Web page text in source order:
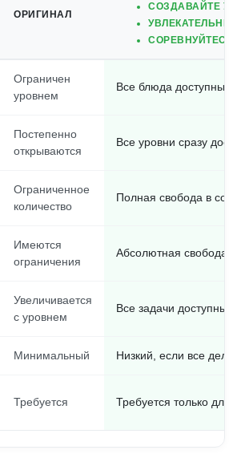
ОРИГИНАЛ
СОЗДАВАЙТЕ
Ограничен
уровнем
Все блюда доступны
Постепенно
открываются
Все уровни сразу
Ограниченное
количество
Полная свобода в
Имеются
ограничения
Абсолютная свобода
Увеличивается
с уровнем
Все задачи доступны
Минимальный Низкий, если все
Требуется Требуется только